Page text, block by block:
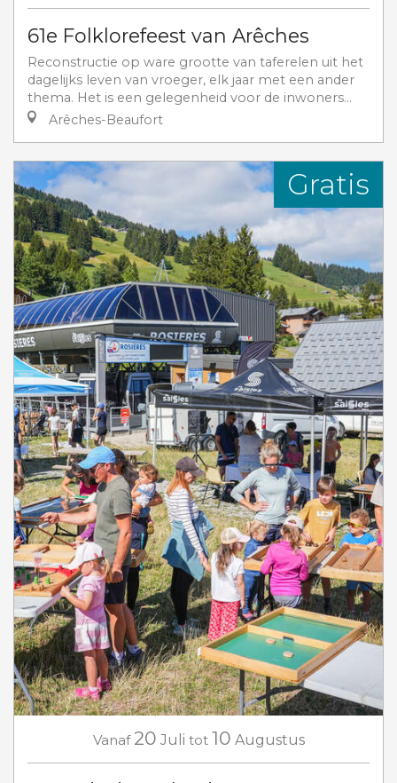
61e Folklorefeest van Arêches
Reconstructie op ware grootte van taferelen uit het
dagelijks leven van vroeger, elk jaar met een ander
thema. Het is een gelegenheid voor de inwoners...
Arêches-Beaufort
Gratis
Vanaf 20 Juli tot 10 Augustus